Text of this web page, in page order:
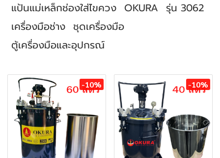
แป้นแม่เหล็กช่องใส่ไขควง OKURA รุ่น 3062
เครื่องมือช่าง ชุดเครื่องมือ
ตู้เครื่องมือและอุปกรณ์
-10% -10%